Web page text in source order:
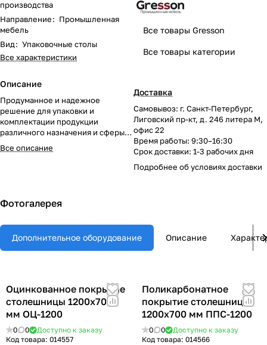
производства
Направление: Промышленная
мебель
Вид: Упаковочные столы
Все характеристики
Описание
Продуманное и надежное
решение для упаковки и
комплектации продукции
различного назначения и сферы
деятельности.
Все описание
Все товары Gresson
Все товары категории
Доставка
Самовывоз: г. Санкт-Петербург,
Лиговский пр-кт, д. 246 литера М,
офис 22
Время работы: 9:30–16:30
Срок доставки: 1-3 рабочих дня
Подробнее обусловиях доставки
Фотогалерея
Дополнительное оборудование Описание
Оцинкованное покрытие
столешницы 1200х700
мм ОЦ-1200
0 0
Доступно к заказу
Код товара: 014557
Поликарбонатное
покрытие столешницы
1200х700 мм ППС-1200
0 0
Доступно к заказу
Код товара: 014566